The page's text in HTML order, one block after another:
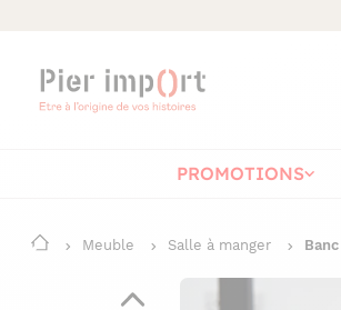
PROMOTIONS
Meuble Salle à manger Banc